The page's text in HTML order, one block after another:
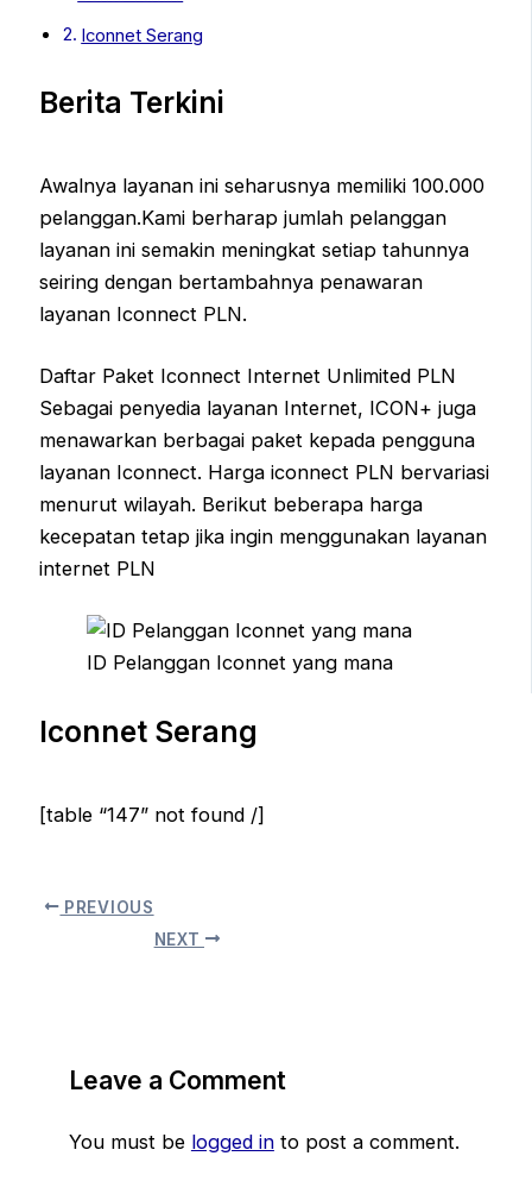
Iconnet Serang
Berita Terkini
Awalnya layanan ini seharusnya memiliki 100.000
pelanggan.Kami berharap jumlah pelanggan
layanan ini semakin meningkat setiap tahunnya
seiring dengan bertambahnya penawaran
layanan Iconnect PLN.
Daftar Paket Iconnect Internet Unlimited PLN
Sebagai penyedia layanan Internet, ICON+ juga
menawarkan berbagai paket kepada pengguna
layanan Iconnect. Harga iconnect PLN bervariasi
menurut wilayah. Berikut beberapa harga
kecepatan tetap jika ingin menggunakan layanan
internet PLN
ID Pelanggan Iconnet yang mana
Iconnet Serang
[table “147” not found /]
PREVIOUS
NEXT
Leave a Comment
You must be logged into post a comment.